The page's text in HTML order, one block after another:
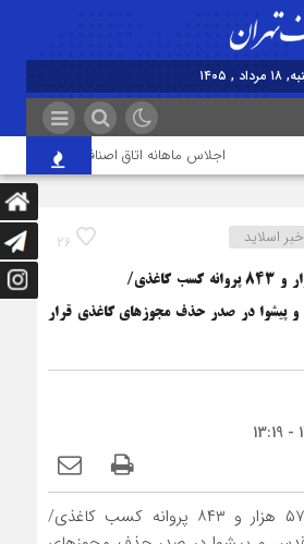
۱۴۰۵
اجلاس ماهانه اتاق اصناف تهران برگزار شد
26 خبر اسلايد
الکترونیکی شدن ۵۷ هزار و ۸۴۳ پروانه کسب کاغذی/
پیشوا در صدر حذف مجوزهای کاغذی قرار